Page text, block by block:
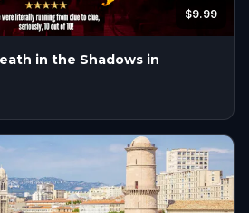
$9.99
in the Shadows in